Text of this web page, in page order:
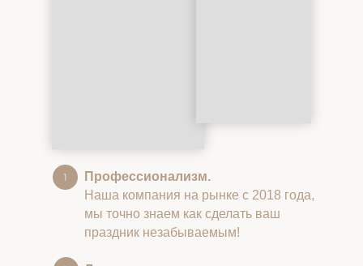
Профессионализм.
Наша компания на рынке с 2018 года,
мы точно знаем как сделать ваш
праздник незабываемым!